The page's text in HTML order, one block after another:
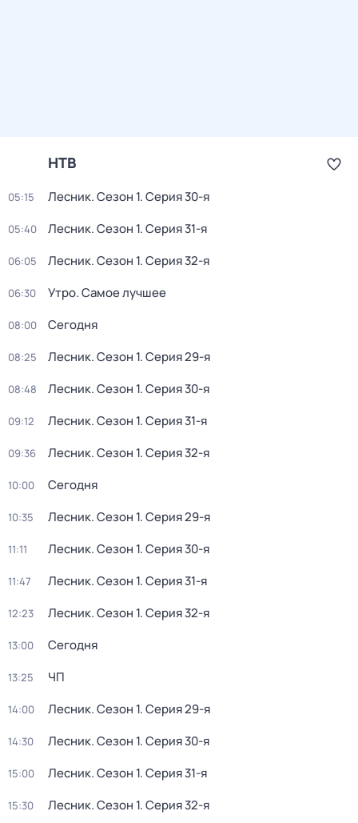
НТВ
05:15 Лесник. Сезон 1. Серия 30-я
05:40 Лесник. Сезон 1. Серия 31-я
06:05 Лесник. Сезон 1. Серия 32-я
06:30 Утро. Самое лучшее
08:00 Сегодня
08:25 Лесник. Сезон 1. Серия 29-я
08:48 Лесник. Сезон 1. Серия 30-я
09:12 Лесник. Сезон 1. Серия 31-я
09:36 Лесник. Сезон 1. Серия 32-я
10:00 Сегодня
10:35 Лесник. Сезон 1. Серия 29-я
11:11 Лесник. Сезон 1. Серия 30-я
11:47 Лесник. Сезон 1. Серия 31-я
12:23 Лесник. Сезон 1. Серия 32-я
13:00 Сегодня
13:25 ЧП
14:00 Лесник. Сезон 1. Серия 29-я
14:30 Лесник. Сезон 1. Серия 30-я
15:00 Лесник. Сезон 1. Серия 31-я
15:30 Лесник. Сезон 1. Серия 32-я